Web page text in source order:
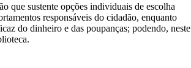
que sustente opções individuais de escolha
responsáveis do cidadão, enquanto
do dinheiro e das poupanças; podendo, neste